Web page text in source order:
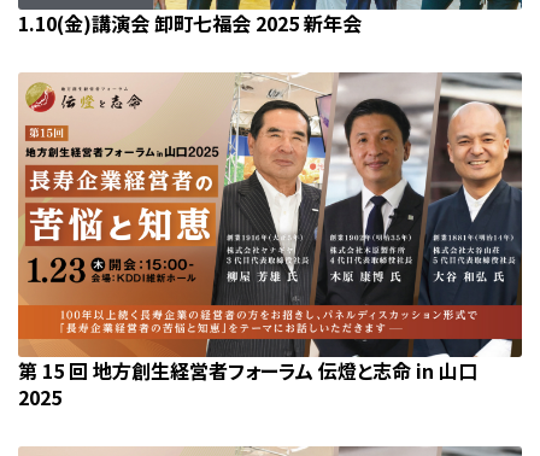
1.10(金)講演会 卸町七福会 2025 新年会
第 15 回 地方創生経営者フォーラム 伝燈と志命 in 山口
2025